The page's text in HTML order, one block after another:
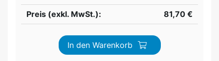
Preis (exkl. MwSt.):
81,70 €
In den Warenkorb